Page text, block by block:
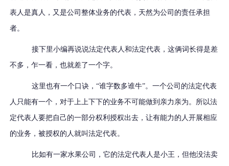
表人是真人，又是公司整体业务的代表，天然为公司的责任承担
者。
接下里小编再说说法定代表人和法定代表，这俩词长得是差
不多，乍一看，也就差了一个字。
这里也有一个口诀，“谁字数多谁牛”。一个公司的法定代表
人只能有一个，对于上上下下的业务不可能做到亲力亲为。所以法
定代表人要把自己的一部分权利授权出去，让有能力的人开展相应
的业务，被授权的人就叫法定代表。
比如有一家水果公司，它的法定代表人是小王，但他没法卖